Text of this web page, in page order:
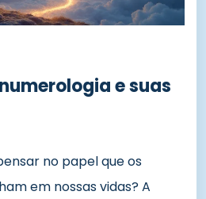
e suas
no papel que os
em nossas vidas? A